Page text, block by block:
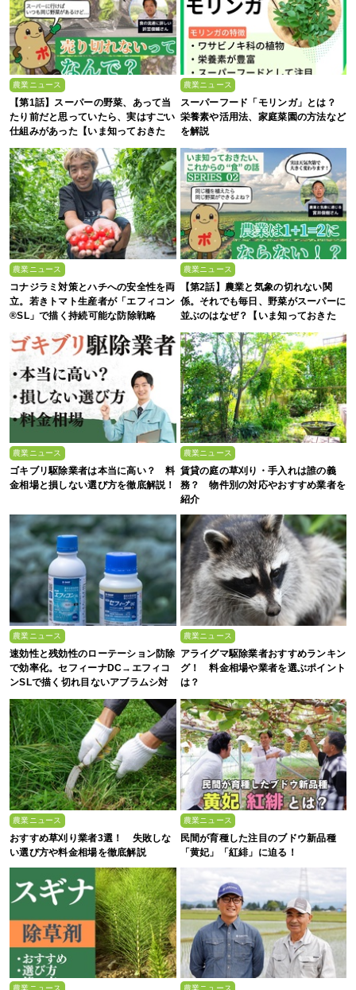
農業ニュース
【第1話】スーパーの野菜、あって当
たり前だと思っていたら、実はすごい
仕組みがあった【いま知っておきた
い、これからの”食”の話】
農業ニュース
スーパーフード「モリンガ」とは？
栄養素や活用法、家庭菜園の方法など
を解説
農業ニュース
コナジラミ対策とハチへの安全性を両
立。若きトマト生産者が「エフィコン
®SL」で描く持続可能な防除戦略
農業ニュース
【第2話】農業と気象の切れない関
係。それでも毎日、野菜がスーパーに
並ぶのはなぜ？【いま知っておきた
農業ニュース
ゴキブリ駆除業者は本当に高い？ 料
金相場と損しない選び方を徹底解説！
農業ニュース
賃貸の庭の草刈り・手入れは誰の義
務？ 物件別の対応やおすすめ業者を
紹介
農業ニュース
速効性と残効性のローテーション防除
で効率化。セフィーナDC→エフィコ
ンSLで描く切れ目ないアブラムシ対
策
農業ニュース
アライグマ駆除業者おすすめランキン
グ！ 料金相場や業者を選ぶポイント
は？
農業ニュース
おすすめ草刈り業者3選！ 失敗しな
い選び方や料金相場を徹底解説
農業ニュース
民間が育種した注目のブドウ新品種
「黄妃」「紅緋」に迫る！